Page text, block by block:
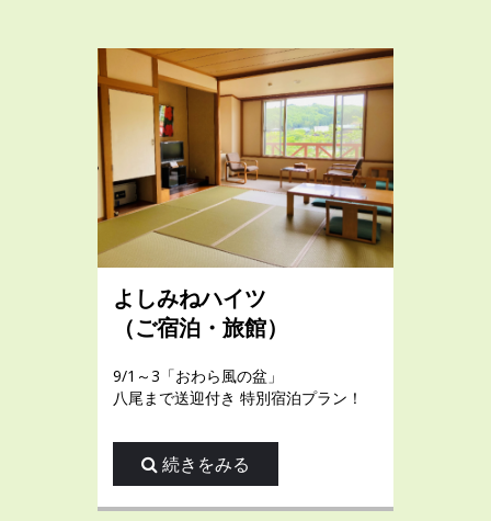
よしみねハイツ
（ご宿泊・旅館）
9/1～3「おわら風の盆」
八尾まで送迎付き 特別宿泊プラン！
続きをみる